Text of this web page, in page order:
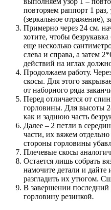
повторяем раппорт 1 раз,
(зеркальное отражение),
Примерно через 24 см.
хотите, чтобы
еще несколько
слева и справа, а затем
действий на иглах
Продолжаем работу.
скосы. Для этого
от наборного ряда
Перед отличается от
горловины. Для высоты
как и заднюю часть
Далее – 2 петли в
части, их вяжем
стороны горловины
Плечевые скосы
Остается лишь собрать
намочите детали и
разгладить их утюгом.
В завершении
горловину резинкой.